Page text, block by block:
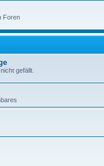
Foren
gefällt.